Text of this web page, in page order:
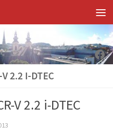
2.2 I-DTEC
V 2.2 i-DTEC